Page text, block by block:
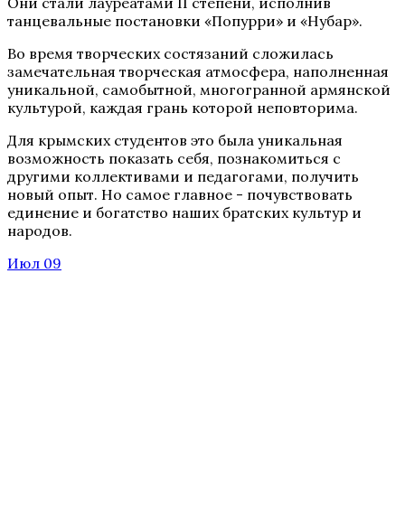
танцевальные постановки «Попурри» и «Нубар».
Во время творческих состязаний сложилась
замечательная творческая атмосфера, наполненная
уникальной, самобытной, многогранной армянской
культурой, каждая грань которой неповторима.
Для крымских студентов это была уникальная
возможность показать себя, познакомиться с
другими коллективами и педагогами, получить
новый опыт. Но самое главное - почувствовать
единение и богатство наших братских культур и
народов.
Июл 09